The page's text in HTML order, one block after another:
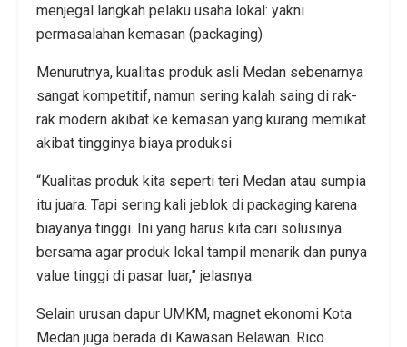
menjegal langkah pelaku usaha lokal: yakni
permasalahan kemasan (packaging)
Menurutnya, kualitas produk asli Medan sebenarnya
sangat kompetitif, namun sering kalah saing di rak-
rak modern akibat ke kemasan yang kurang memikat
akibat tingginya biaya produksi
“Kualitas produk kita seperti teri Medan atau sumpia
itu juara. Tapi sering kali jeblok di packaging karena
biayanya tinggi. Ini yang harus kita cari solusinya
bersama agar produk lokal tampil menarik dan punya
value tinggi di pasar luar,” jelasnya.
Selain urusan dapur UMKM, magnet ekonomi Kota
Medan juga berada di Kawasan Belawan. Rico